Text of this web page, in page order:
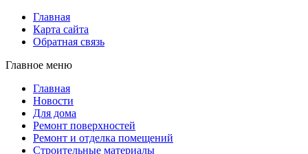
Главная
Карта сайта
Обратная связь
Главное меню
Главная
Новости
Для дома
Ремонт поверхностей
Ремонт и отделка помещений
Строительные материалы